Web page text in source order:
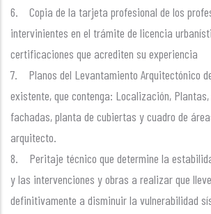
6. Copia de la tarjeta profesional de los
intervinientes en el trámite de licencia
certificaciones que acrediten su experiencia
7. Planos del Levantamiento Arquitectónico
existente, que contenga: Localización,
fachadas, planta de cubiertas y cuadro de
arquitecto.
8. Peritaje técnico que determine la
y las intervenciones y obras a realizar que
definitivamente a disminuir la vulnerabilidad